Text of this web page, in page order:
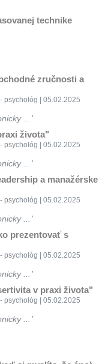
technike
zručnosti a
psychológ | 05.02.2025
...
života"
psychológ | 05.02.2025
...
a manažérske
psychológ | 05.02.2025
...
prezentovať s
psychológ | 05.02.2025
...
v praxi života"
psychológ | 05.02.2025
...